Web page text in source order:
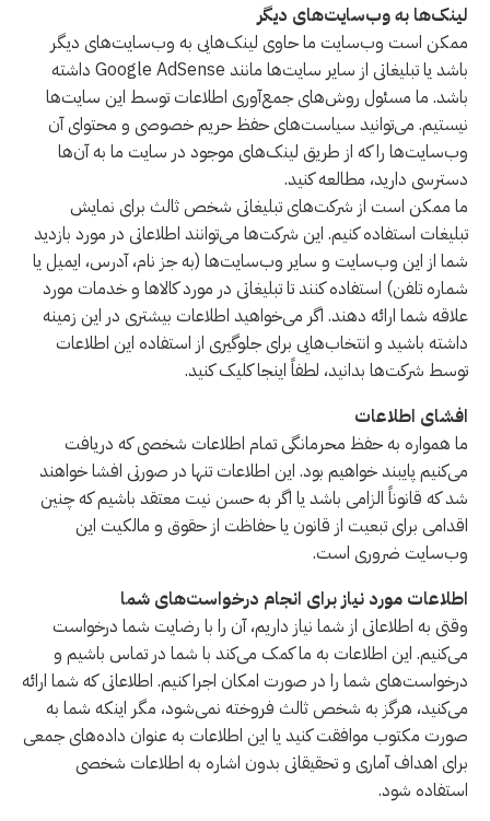
لینک‌ها به وب‌سایت‌های دیگر
ممکن است وب‌سایت ما حاوی لینک‌هایی به وب‌سایت‌های دیگر
باشد یا تبلیغاتی از سایر سایت‌ها مانند Google AdSense داشته
باشد. ما مسئول روش‌های جمع‌آوری اطلاعات توسط این سایت‌ها
نیستیم. می‌توانید سیاست‌های حفظ حریم خصوصی و محتوای آن
وب‌سایت‌ها را که از طریق لینک‌های موجود در سایت ما به آن‌ها
دسترسی دارید، مطالعه کنید.
ما ممکن است از شرکت‌های تبلیغاتی شخص ثالث برای نمایش
تبلیغات استفاده کنیم. این شرکت‌ها می‌توانند اطلاعاتی در مورد بازدید
شما از این وب‌سایت و سایر وب‌سایت‌ها (به جز نام، آدرس، ایمیل یا
شماره تلفن) استفاده کنند تا تبلیغاتی در مورد کالاها و خدمات مورد
علاقه شما ارائه دهند. اگر می‌خواهید اطلاعات بیشتری در این زمینه
داشته باشید و انتخاب‌هایی برای جلوگیری از استفاده این اطلاعات
توسط شرکت‌ها بدانید، لطفاً اینجا کلیک کنید.
افشای اطلاعات
ما همواره به حفظ محرمانگی تمام اطلاعات شخصی که دریافت
می‌کنیم پایبند خواهیم بود. این اطلاعات تنها در صورتی افشا خواهند
شد که قانوناً الزامی باشد یا اگر به حسن نیت معتقد باشیم که چنین
اقدامی برای تبعیت از قانون یا حفاظت از حقوق و مالکیت این
وب‌سایت ضروری است.
اطلاعات مورد نیاز برای انجام درخواست‌های شما
وقتی به اطلاعاتی از شما نیاز داریم، آن را با رضایت شما درخواست
می‌کنیم. این اطلاعات به ما کمک می‌کند با شما در تماس باشیم و
درخواست‌های شما را در صورت امکان اجرا کنیم. اطلاعاتی که شما ارائه
می‌کنید، هرگز به شخص ثالث فروخته نمی‌شود، مگر اینکه شما به
صورت مکتوب موافقت کنید یا این اطلاعات به عنوان داده‌های جمعی
برای اهداف آماری و تحقیقاتی بدون اشاره به اطلاعات شخصی
استفاده شود.